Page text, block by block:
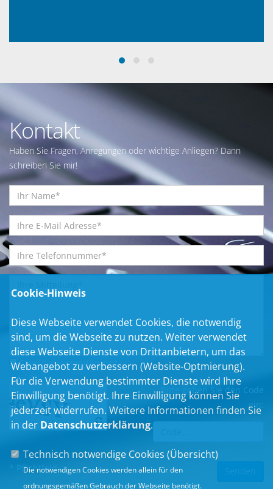
Kontakt
Haben Sie Fragen, Anregungen oder wichtige Anliegen? Dann
schreiben Sie mir!
Einwilligungserklärung*
Bitte geben Sie den Code
ein:
* Pflichtfeld
Cookie-Hinweis
Diese Webseite verwendet Cookies, die notwendig
sind, um die Webseite zu nutzen. Weiter verwendet
diese Webseite Dienste von Drittanbietern, um das
Webangebot zu verbessern (Website-Optmierung).
Für die Verwendung bestimmter Dienste wird Ihre
Einwilligung benötigt. Ihre Einwilligung können Sie
jederzeit widerrufen. Weitere Informationen finden Sie
in der Datenschutzerklärung.
Technisch notwendige Cookies (Übersicht)
Die notwendigen Cookies werden allein für den
ordnungsgemäßen Gebrauch der Webseite benötigt.